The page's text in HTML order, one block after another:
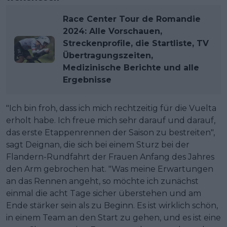
Race Center Tour de Romandie
2024: Alle Vorschauen,
Streckenprofile, die Startliste, TV
Übertragungszeiten,
Medizinische Berichte und alle
Ergebnisse
"Ich bin froh, dass ich mich rechtzeitig für die Vuelta
erholt habe. Ich freue mich sehr darauf und darauf,
das erste Etappenrennen der Saison zu bestreiten",
sagt Deignan, die sich bei einem Sturz bei der
Flandern-Rundfahrt der Frauen Anfang des Jahres
den Arm gebrochen hat. "Was meine Erwartungen
an das Rennen angeht, so möchte ich zunächst
einmal die acht Tage sicher überstehen und am
Ende stärker sein als zu Beginn. Es ist wirklich schön,
in einem Team an den Start zu gehen, und es ist eine